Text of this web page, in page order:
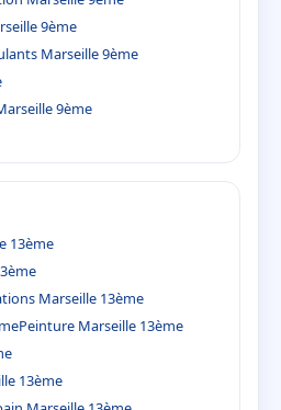
9ème
Marseille 9ème
9ème
13ème
Marseille 13ème
Peinture Marseille 13ème
13ème